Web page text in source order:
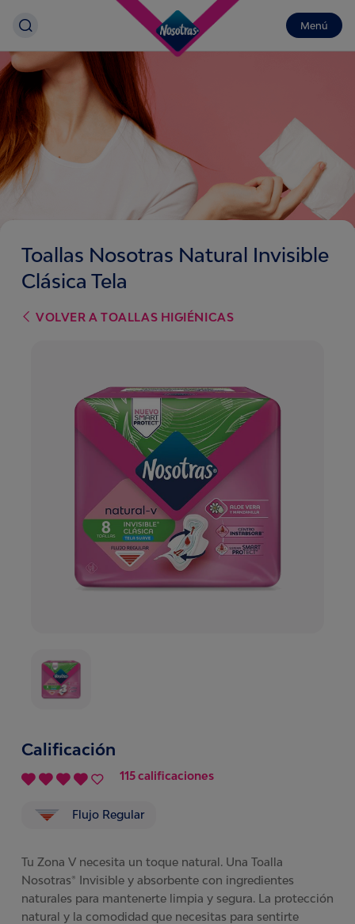
Menú
Toallas Nosotras Natural Invisible
Clásica Tela
VOLVER ATOALLAS HIGIÉNICAS
Calificación
115 calificaciones
Flujo Regular
Tu Zona V necesita un toque natural. Una Toalla
Nosotras® Invisible y absorbente con ingredientes
naturales para mantenerte limpia y segura. La protección
natural y la comodidad que necesitas para sentirte